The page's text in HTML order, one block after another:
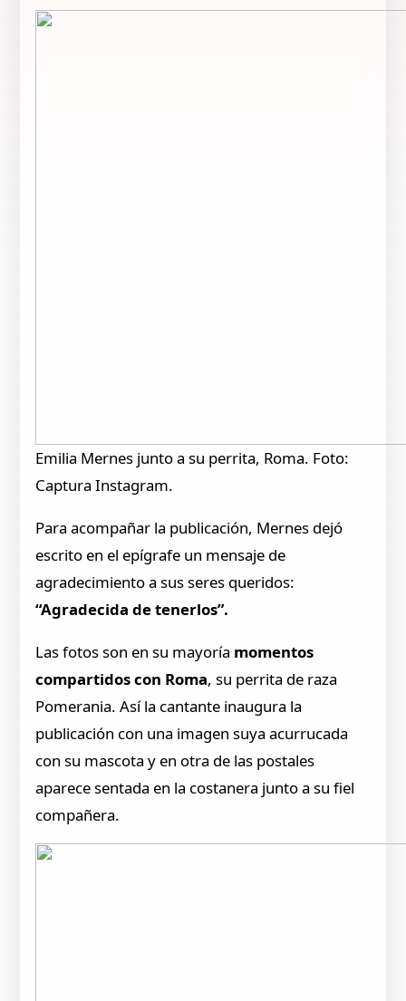
Emilia Mernes junto a su perrita, Roma. Foto:
Captura Instagram.
Para acompañar la publicación, Mernes dejó
escrito en el epígrafe un mensaje de
agradecimiento a sus seres queridos:
“Agradecida de tenerlos”.
Las fotos son en su mayoría momentos
compartidos con Roma, su perrita de raza
Pomerania. Así la cantante inaugura la
publicación con una imagen suya acurrucada
con su mascota y en otra de las postales
aparece sentada en la costanera junto a su fiel
compañera.